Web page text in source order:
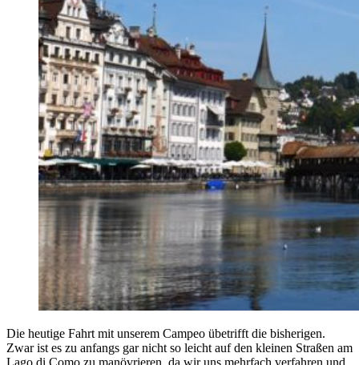
Die heutige Fahrt mit unserem Campeo übetrifft die bisherigen.
Zwar ist es zu anfangs gar nicht so leicht auf den kleinen Straßen am
Lago di Como zu manövrieren, da wir uns mehrfach verfahren und